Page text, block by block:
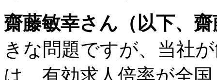
齋藤敏幸さん（以下、
きな問題ですが、当社
は、有効求人倍率が全